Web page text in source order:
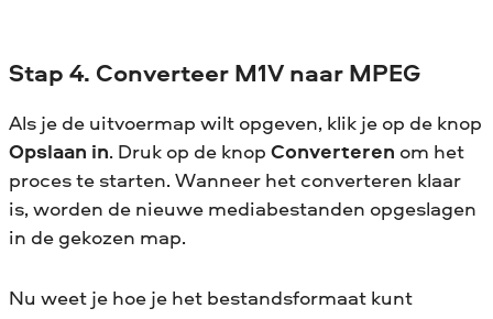
Stap 4. Converteer M1V naar MPEG
Als je de uitvoermap wilt opgeven, klik je op de knop
Opslaan in. Druk op de knop Converteren om het
proces te starten. Wanneer het converteren klaar
is, worden de nieuwe mediabestanden opgeslagen
in de gekozen map.
Nu weet je hoe je het bestandsformaat kunt